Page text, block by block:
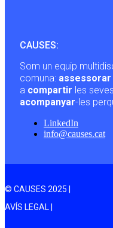
CAUSES:
Som un equip
comuna: assessorar
a compartir les
acompanyar-les
LinkedIn
info@causes.cat
© CAUSES 2025 |
AVÍS LEGAL |